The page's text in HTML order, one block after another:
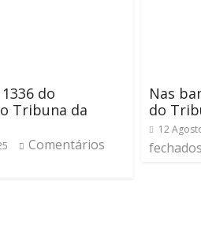
do
Tribuna da
Comentários
Nas
do
12
fechados